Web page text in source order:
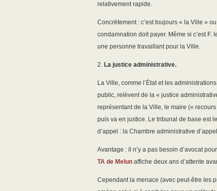
relativement rapide.
Concrètement : c’est toujours « la Ville »
condamnation doit payer. Même si c’est
une personne travaillant pour la Ville.
2. La justice administrative.
La Ville, comme l’État et les
public, relèvent de la « justice
représentant de la Ville, le maire («
puis va en justice. Le tribunal de base est
d’appel : la Chambre administrative
Avantage : il n’y a pas besoin d’avocat
TA de Melun affiche deux ans d’attente
Cependant la menace (avec peut-être les